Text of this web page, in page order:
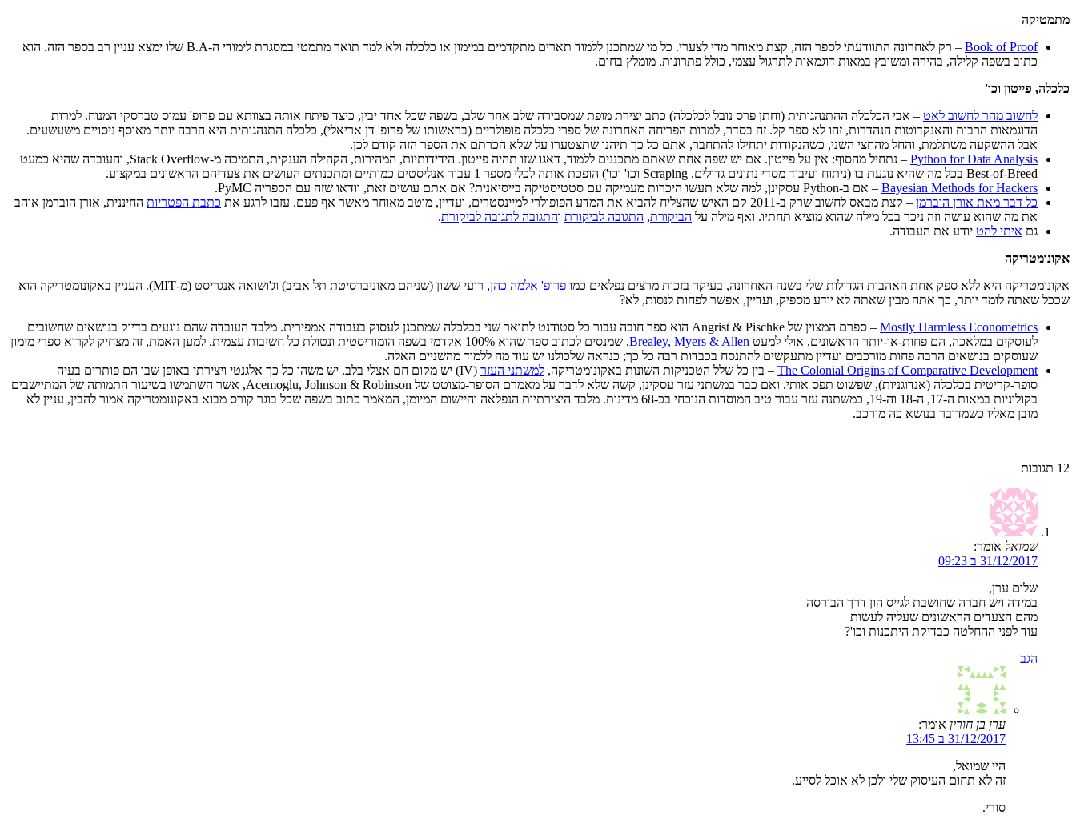
מתמטיקה
Book of Proof
– רק לאחרונה התוודעתי לספר הזה, קצת מאוחר מדי לצערי. כל מי שמתכנן ללמוד תארים מתקדמים במימון או כלכלה ולא למד תואר מתמטי במסגרת לימודי ה-B.A שלו ימצא עניין רב בספר הזה. הוא
כתוב בשפה קלילה, בהירה ומשובץ במאות דוגמאות לתרגול עצמי, כולל פתרונות. מומלץ בחום.
כלכלה, פייטון וכו'
לחשוב מהר לחשוב לאט – אבי הכלכלה ההתנהגותית (וחתן פרס נובל לכלכלה) כתב יצירת מופת שמסבירה שלב אחר שלב, בשפה שכל אחד יבין, כיצד פיתח אותה בצוותא עם פרופ' עמוס טברסקי המנוח. למרות
הדוגמאות הרבות והאנקדוטות הנהדרות, זהו לא ספר קל. זה בסדר, למרות הפריחה האחרונה של ספרי כלכלה פופולריים (בראשותו של פרופ' דן אריאלי), כלכלה התנהגותית היא הרבה יותר מאוסף ניסויים משעשעים.
אבל ההשקעה משתלמת, והחל מהחצי השני, כשהנקודות יתחילו להתחבר, אתם כל כך תיהנו שתצטערו על שלא הכרתם את הספר הזה קודם לכן.
Python for Data Analysis
– נתחיל מהסוף: אין על פייטון. אם יש שפה אחת שאתם מתכננים ללמוד, דאגו שזו תהיה פייטון. הידידותיות, המהירות, הקהילה הענקית, התמיכה מ-Stack Overflow, והעובדה שהיא כמעט
Best-of-Breed בכל מה שהיא נוגעת בו (ניתוח ועיבוד מסדי נתונים גדולים, Scraping וכו' וכו') הופכת אותה לכלי מספר 1 עבור אנליסטים כמותיים ומתכנתים העושים את צעדיהם הראשונים במקצוע.
Bayesian Methods for Hackers – אם ב-Python עסקינן, למה שלא תעשו היכרות מעמיקה עם סטטיסטיקה בייסיאנית? אם אתם עושים זאת, וודאו שזה עם הספריה PyMC.
כל דבר מאת אורן הוברמן – קצת מבאס לחשוב שרק ב-2011 קם האיש שהצליח להביא את המדע הפופולרי למיינסטרים, ועדיין, מוטב מאוחר מאשר אף פעם. עזבו לרגע את כתבת הפטריות החיננית, אורן הוברמן אוהב
את מה שהוא עושה וזה ניכר בכל מילה שהוא מוציא תחתיו. ואף מילה על הביקורת, התגובה לביקורת והתגובה לתגובה לביקורת.
גם איתי להט יודע את העבודה.
אקונומטריקה
אקונומטריקה היא ללא ספק אחת האהבות הגדולות שלי בשנה האחרונה, בעיקר בזכות מרצים נפלאים כמו פרופ' אלמה כהן
, רועי ששון (שניהם מאוניברסיטת תל אביב) וג'ושואה אנגריסט (מ-MIT). העניין באקונומטריקה הוא
שככל שאתה לומד יותר, כך אתה מבין שאתה לא יודע מספיק, ועדיין, אפשר לפחות לנסות, לא?
Mostly Harmless Econometrics
– ספרם המצוין של Angrist & Pischke הוא ספר חובה עבור כל סטודנט לתואר שני בכלכלה שמתכנן לעסוק בעבודה אמפירית. מלבד העובדה שהם נוגעים בדיוק בנושאים שחשובים
לעוסקים במלאכה, הם פחות-או-יותר הראשונים, אולי למעט Brealey, Myers & Allen
, שמנסים לכתוב ספר שהוא 100% אקדמי בשפה הומוריסטית ונטולת כל חשיבות עצמית. למען האמת, זה מצחיק לקרוא ספרי מימון
שעוסקים בנושאים הרבה פחות מורכבים ועדיין מתעקשים להתנסח בכבדות רבה כל כך; כנראה שלכולנו יש עוד מה ללמוד מהשניים האלה.
The Colonial Origins of Comparative Development – בין כל שלל הטכניקות השונות באקונומטריקה, למשתני העזר
(IV) יש מקום חם אצלי בלב. יש משהו כל כך אלגנטי ויצירתי באופן שבו הם פותרים בעיה
סופר-קריטית בכלכלה (אנדוגניות), שפשוט תפס אותי. ואם כבר במשתני עזר עסקינן, קשה שלא לדבר על מאמרם הסופר-מצוטט של Acemoglu, Johnson & Robinson, אשר השתמשו בשיעור התמותה של המתיישבים
בקולוניות במאות ה-17, ה-18 וה-19, כמשתנה עזר עבור טיב המוסדות הנוכחי בכ-68 מדינות. מלבד היצירתיות הנפלאה והיישום המיומן, המאמר כתוב בשפה שכל בוגר קורס מבוא באקונומטריקה אמור להבין, עניין לא
מובן מאליו כשמדובר בנושא כה מורכב.
12 תגובות
שמואל אומר:
31/12/2017 ב 09:23
שלום ערן,
במידה ויש חברה שחושבת לגייס הון דרך הבורסה
מהם הצעדים הראשונים שעליה לעשות
עוד לפני ההחלטה כבדיקת היתכנות וכו'?
הגב
ערן בן חורין אומר:
31/12/2017 ב 13:45
היי שמואל,
זה לא תחום העיסוק שלי ולכן לא אוכל לסייע.
סורי.